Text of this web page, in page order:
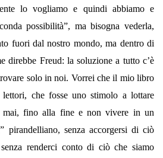
lo vogliamo e quindi abbiamo e
possibilità”, ma bisogna vederla,
fuori dal nostro mondo, ma dentro di
direbbe Freud: la soluzione a tutto c’è
solo in noi. Vorrei che il mio libro
lettori, che fosse uno stimolo a lottare
mai, fino alla fine e non vivere in un
pirandelliano, senza accorgersi di ciò
renderci conto di ciò che siamo